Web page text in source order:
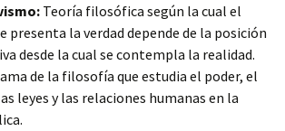
Teoría filosófica según la cual el
presenta la verdad depende de la posición
desde la cual se contempla la realidad.
de la filosofía que estudia el poder, el
leyes y las relaciones humanas en la